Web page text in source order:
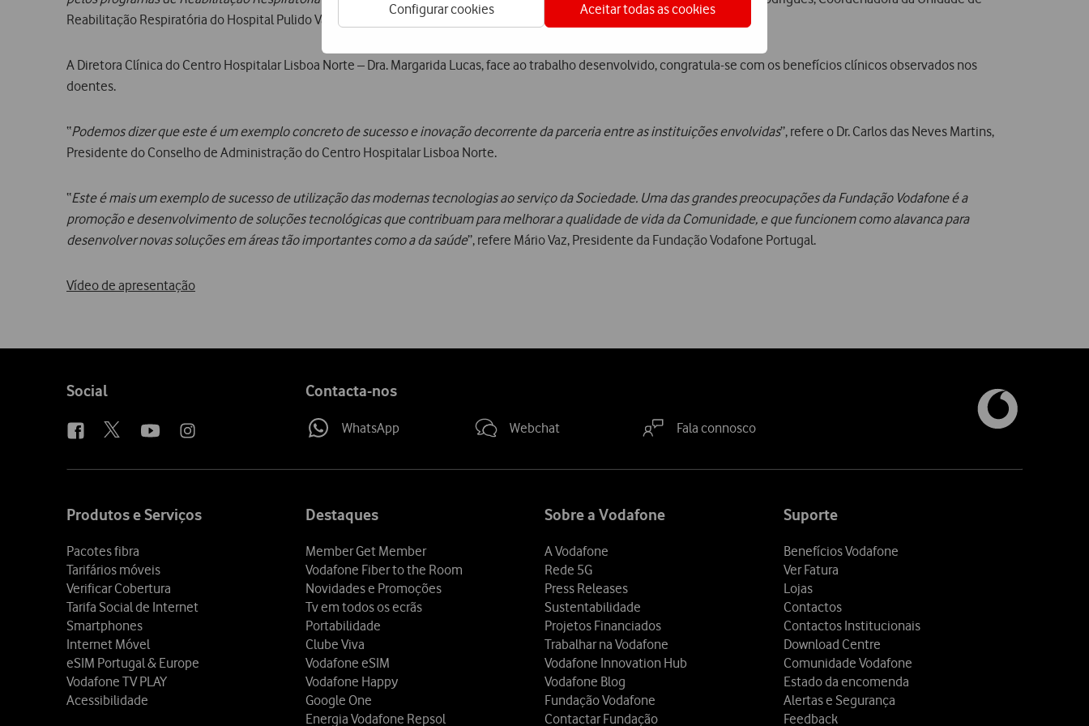
Configurar cookies Aceitar todas as cookies
Reabilitação Respiratória do Hospital Pulido Valente, onde se tem desenvolvido o Sistema SmartReab.
A Diretora Clínica do Centro Hospitalar Lisboa Norte – Dra. Margarida Lucas, face ao trabalho desenvolvido, congratula-se com os benefícios clínicos observados nos
doentes.
“Podemos dizer que este é um exemplo concreto de sucesso e inovação decorrente da parceria entre as instituições envolvidas”, refere o Dr. Carlos das Neves Martins,
Presidente do Conselho de Administração do Centro Hospitalar Lisboa Norte.
“Este é mais um exemplo de sucesso de utilização das modernas tecnologias ao serviço da Sociedade. Uma das grandes preocupações da Fundação Vodafone é a
promoção e desenvolvimento de soluções tecnológicas que contribuam para melhorar a qualidade de vida da Comunidade, e que funcionem como alavanca para
desenvolver novas soluções em áreas tão importantes como a da saúde”, refere Mário Vaz, Presidente da Fundação Vodafone Portugal.
Vídeo de apresentação
Follow
Social Contacta-nos
WhatsApp Webchat Fala connosco
Produtos e Serviços
Pacotes fibra
Tarifários móveis
Verificar Cobertura
Tarifa Social de Internet
Smartphones
Internet Móvel
eSIM Portugal & Europe
Vodafone TV PLAY
Acessibilidade
Destaques
Member Get Member
Vodafone Fiber to the Room
Novidades e Promoções
Tv em todos os ecrãs
Portabilidade
Clube Viva
Vodafone eSIM
Vodafone Happy
Google One
Energia Vodafone Repsol
Sobre a Vodafone
A Vodafone
Rede 5G
Press Releases
Sustentabilidade
Projetos Financiados
Trabalhar na Vodafone
Vodafone Innovation Hub
Vodafone Blog
Fundação Vodafone
Contactar Fundação
Suporte
Benefícios Vodafone
Ver Fatura
Lojas
Contactos
Contactos Institucionais
Download Centre
Comunidade Vodafone
Estado da encomenda
Alertas e Segurança
Feedback